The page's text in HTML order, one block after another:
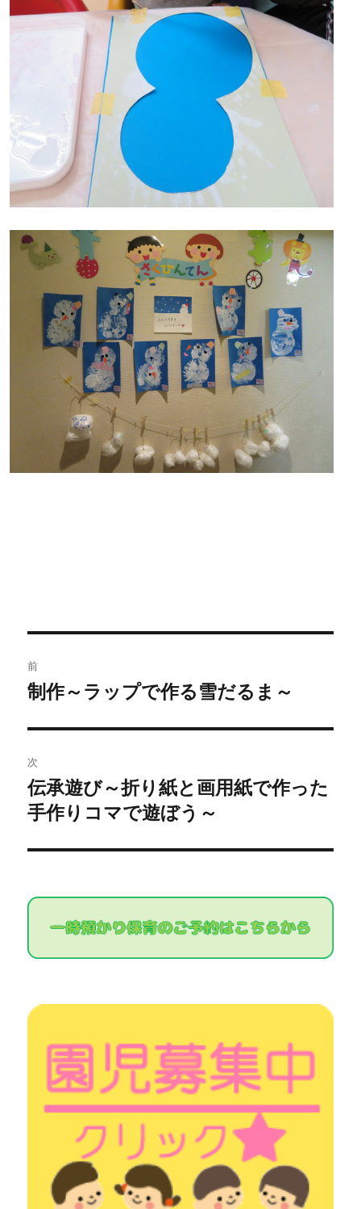
稿
ビ
ゲ
ー
シ
前
過
の
投
稿:
制作～ラップで作る雪だるま～
次
次
の
稿:
伝承遊び～折り紙と画用紙で作った
手作りコマで遊ぼう～